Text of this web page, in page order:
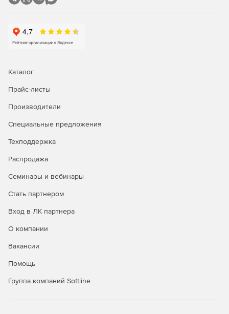
Каталог
Прайс-листы
Производители
Специальные предложения
Техподдержка
Распродажа
Семинары и вебинары
Стать партнером
Вход в ЛК партнера
О компании
Вакансии
Помощь
Группа компаний Softline